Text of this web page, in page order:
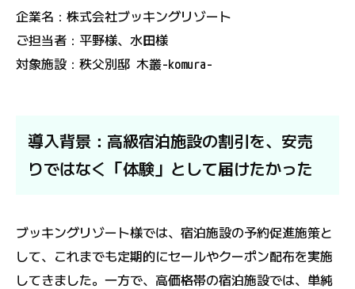
企業名：株式会社ブッキングリゾート
ご担当者：平野様、水田様
対象施設：秩父別邸 木叢-komura-
導入背景：高級宿泊施設の割引を、安売
りではなく「体験」として届けたかった
ブッキングリゾート様では、宿泊施設の予約促進施策と
して、これまでも定期的にセールやクーポン配布を実施
してきました。一方で、高価格帯の宿泊施設では、単純